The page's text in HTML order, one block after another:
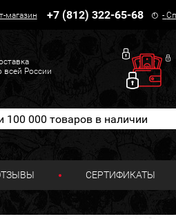
магазин +7 (812) 322-65-68 -
всей России
СЕРТИФИКАТЫ